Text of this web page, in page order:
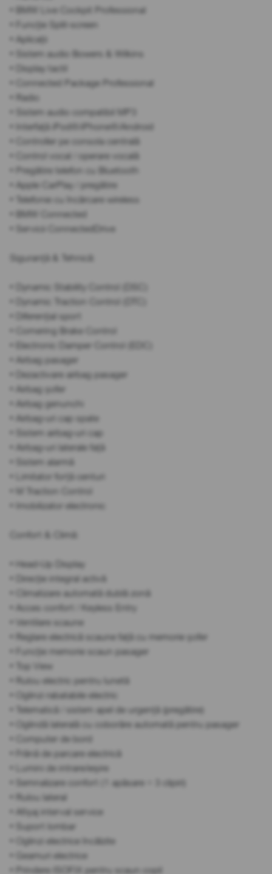
• BMW Live Cockpit Professional
• Funcție Split-screen
• Aplicații
• Sistem audio Bowers & Wilkins
• Display tactil
• Connected Package Professional
• Radio
• Sistem audio compatibil MP3
• Interfață iPod®/iPhone®/Android
• Controller pe consola centrală
• Control vocal / operare vocală
• Pregătire telefon cu Bluetooth
• Apple CarPlay / pregătire
• Telefonie cu încărcare wireless
• BMW Connected
• Servicii ConnectedDrive
Siguranță & Tehnică:
• Dynamic Stability Control (DSC)
• Dynamic Traction Control (DTC)
• Diferențial sport
• Cornering Brake Control
• Electronic Damper Control (EDC)
• Airbag pasager
• Dezactivare airbag pasager
• Airbag șofer
• Airbag genunchi
• Airbag-uri cap spate
• Sistem airbag-uri cap
• Airbag-uri laterale față
• Sistem alarmă
• Limitator forță centuri
• M Traction Control
• Imobilizator electronic
Confort & Climă:
• Head-Up Display
• Direcție integral activă
• Climatizare automată dublă zonă
• Acces confort / Keyless Entry
• Ventilare scaune
• Reglare electrică scaune față cu memorie șofer
• Funcție memorie scaun pasager
• Top View
• Rulou electric pentru lunetă
• Oglinzi rabatabile electric
• Telematică / sistem apel de urgență (pregătire)
• Oglindă laterală cu coborâre automată pentru pasager
• Computer de bord
• Frână de parcare electrică
• Lumini de intrare/ieșire
• Semnalizare confort (1 apăsare = 3 clipiri)
• Rulou lateral
• Afișaj interval service
• Suport lombar
• Oglinzi electrice încălzite
• Geamuri electrice
• Prindere ISOFIX pentru scaun copil